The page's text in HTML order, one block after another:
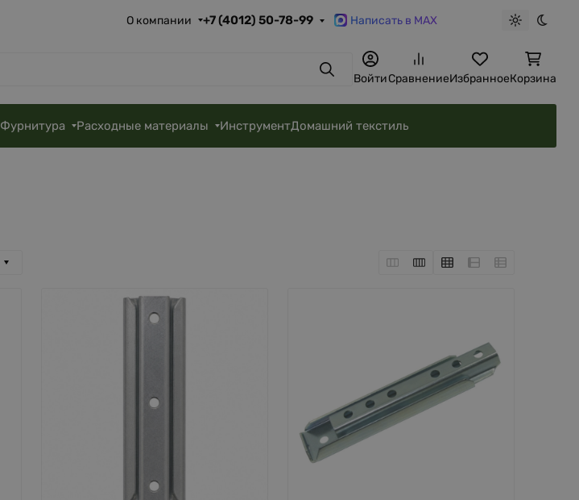
О компании +7 (4012) 50-78-99 Написать в MAX
Светлая
ПоискВойтиСравнениеИзбранноеКорзина
Фурнитура Расходные материалы ИнструментДомашний текстиль